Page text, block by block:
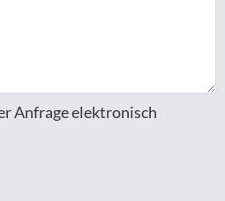
Anfrage elektronisch